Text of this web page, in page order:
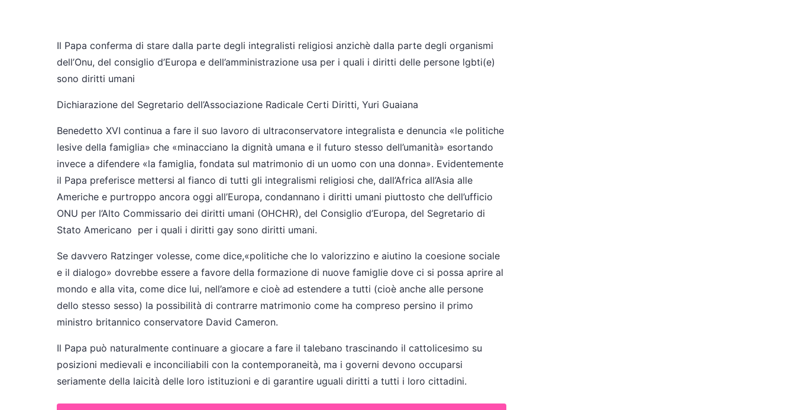
Il Papa conferma di stare dalla parte degli integralisti religiosi anzichè dalla parte degli organismi
dell’Onu, del consiglio d’Europa e dell’amministrazione usa per i quali i diritti delle persone lgbti(e)
sono diritti umani
Dichiarazione del Segretario dell’Associazione Radicale Certi Diritti, Yuri Guaiana
Benedetto XVI continua a fare il suo lavoro di ultraconservatore integralista e denuncia «le politiche
lesive della famiglia» che «minacciano la dignità umana e il futuro stesso dell’umanità» esortando
invece a difendere «la famiglia, fondata sul matrimonio di un uomo con una donna». Evidentemente
il Papa preferisce mettersi al fianco di tutti gli integralismi religiosi che, dall’Africa all’Asia alle
Americhe e purtroppo ancora oggi all’Europa, condannano i diritti umani piuttosto che dell’ufficio
ONU per l’Alto Commissario dei diritti umani (OHCHR), del Consiglio d’Europa, del Segretario di
Stato Americano per i quali i diritti gay sono diritti umani.
Se davvero Ratzinger volesse, come dice,«politiche che lo valorizzino e aiutino la coesione sociale
e il dialogo» dovrebbe essere a favore della formazione di nuove famiglie dove ci si possa aprire al
mondo e alla vita, come dice lui, nell’amore e cioè ad estendere a tutti (cioè anche alle persone
dello stesso sesso) la possibilità di contrarre matrimonio come ha compreso persino il primo
ministro britannico conservatore David Cameron.
Il Papa può naturalmente continuare a giocare a fare il talebano trascinando il cattolicesimo su
posizioni medievali e inconciliabili con la contemporaneità, ma i governi devono occuparsi
seriamente della laicità delle loro istituzioni e di garantire uguali diritti a tutti i loro cittadini.